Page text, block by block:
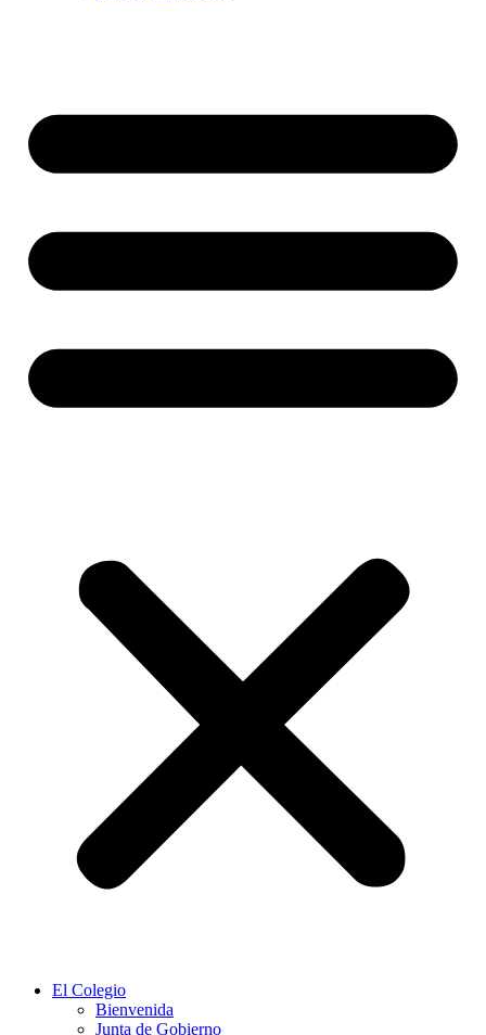
El Colegio
Bienvenida
Junta de Gobierno